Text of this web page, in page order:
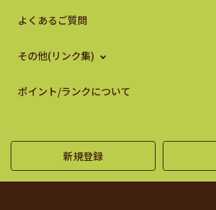
よくあるご質問
その他(リンク集)
ポイント/ランクについて
新規登録